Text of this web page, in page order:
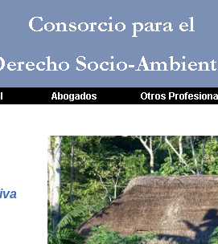
Consorcio para el
Socio-